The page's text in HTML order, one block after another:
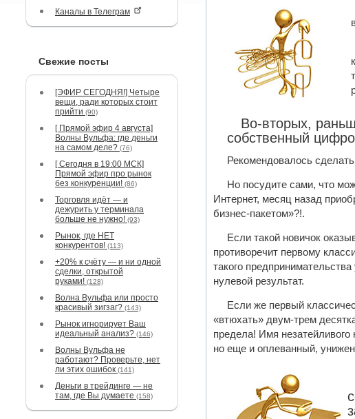
Каналы в Телеграм
Свежие посты
[ЭФИР СЕГОДНЯ!] Четыре
вещи, ради которых стоит
прийти (90)
[ Прямой эфир 4 августа]
Волны Вульфа: где деньги
на самом деле? (76)
[ Сегодня в 19:00 МСК]
Прямой эфир про рынок
без конкуренции! (86)
Торговля идёт — и
дежурить у терминала
больше не нужно! (93)
Рынок, где НЕТ
конкурентов! (113)
+20% к счёту — и ни одной
сделки, открытой
руками! (128)
Волна Вульфа или просто
красивый зигзаг? (143)
Рынок игнорирует Ваш
идеальный анализ? (146)
Волны Вульфа не
работают? Проверьте, нет
ли этих ошибок (141)
Деньги в трейдинге — не
там, где Вы думаете (158)
Во-вторых,
собственный
Рекомендовалось
Но посудите сами, что
Интернет, месяц назад
бизнес-пакетом»?!.
Если такой новичок
противоречит первому
такого
нулевой результат.
Если же первый
«втюхать» двум-трем
предела! Имя
но еще и оплеванный,